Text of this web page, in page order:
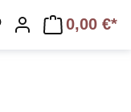
Hai 0 articoli nella
0,00 €*